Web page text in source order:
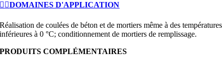
DOMAINES D'APPLICATION
Réalisation de coulées de béton et de mortiers même à des températures
inférieures à 0 °C; conditionnement de mortiers de remplissage.
PRODUITS COMPLÉMENTAIRES